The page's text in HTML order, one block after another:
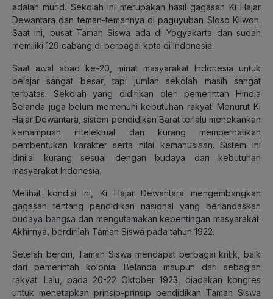
adalah murid. Sekolah ini merupakan hasil gagasan Ki Hajar
Dewantara dan teman-temannya di paguyuban Sloso Kliwon.
Saat ini, pusat Taman Siswa ada di Yogyakarta dan sudah
memiliki 129 cabang di berbagai kota di Indonesia.
Saat awal abad ke-20, minat masyarakat Indonesia untuk
belajar sangat besar, tapi jumlah sekolah masih sangat
terbatas. Sekolah yang didirikan oleh pemerintah Hindia
Belanda juga belum memenuhi kebutuhan rakyat. Menurut Ki
Hajar Dewantara, sistem pendidikan Barat terlalu menekankan
kemampuan intelektual dan kurang memperhatikan
pembentukan karakter serta nilai kemanusiaan. Sistem ini
dinilai kurang sesuai dengan budaya dan kebutuhan
masyarakat Indonesia.
Melihat kondisi ini, Ki Hajar Dewantara mengembangkan
gagasan tentang pendidikan nasional yang berlandaskan
budaya bangsa dan mengutamakan kepentingan masyarakat.
Akhirnya, berdirilah Taman Siswa pada tahun 1922.
Setelah berdiri, Taman Siswa mendapat berbagai kritik, baik
dari pemerintah kolonial Belanda maupun dari sebagian
rakyat. Lalu, pada 20-22 Oktober 1923, diadakan kongres
untuk menetapkan prinsip-prinsip pendidikan Taman Siswa